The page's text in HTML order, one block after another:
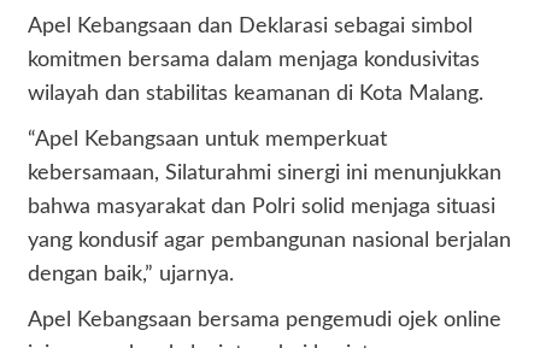
Apel Kebangsaan dan Deklarasi sebagai simbol
komitmen bersama dalam menjaga kondusivitas
wilayah dan stabilitas keamanan di Kota Malang.
“Apel Kebangsaan untuk memperkuat
kebersamaan, Silaturahmi sinergi ini menunjukkan
bahwa masyarakat dan Polri solid menjaga situasi
yang kondusif agar pembangunan nasional berjalan
dengan baik,” ujarnya.
Apel Kebangsaan bersama pengemudi ojek online